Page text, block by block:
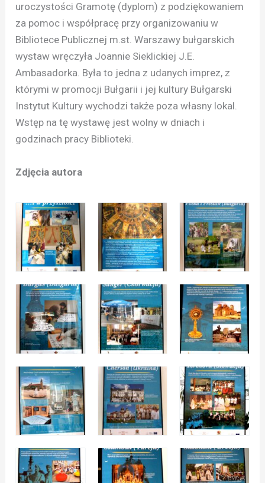
uroczystości Gramotę (dyplom) z podziękowaniem
za pomoc i współpracę przy organizowaniu w
Bibliotece Publicznej m.st. Warszawy bułgarskich
wystaw wręczyła Joannie Sieklickiej J.E.
Ambasadorka. Była to jedna z udanych imprez, z
którymi w promocji Bułgarii i jej kultury Bułgarski
Instytut Kultury wychodzi także poza własny lokal.
Wstęp na tę wystawę jest wolny w dniach i
godzinach pracy Biblioteki.
Zdjęcia autora